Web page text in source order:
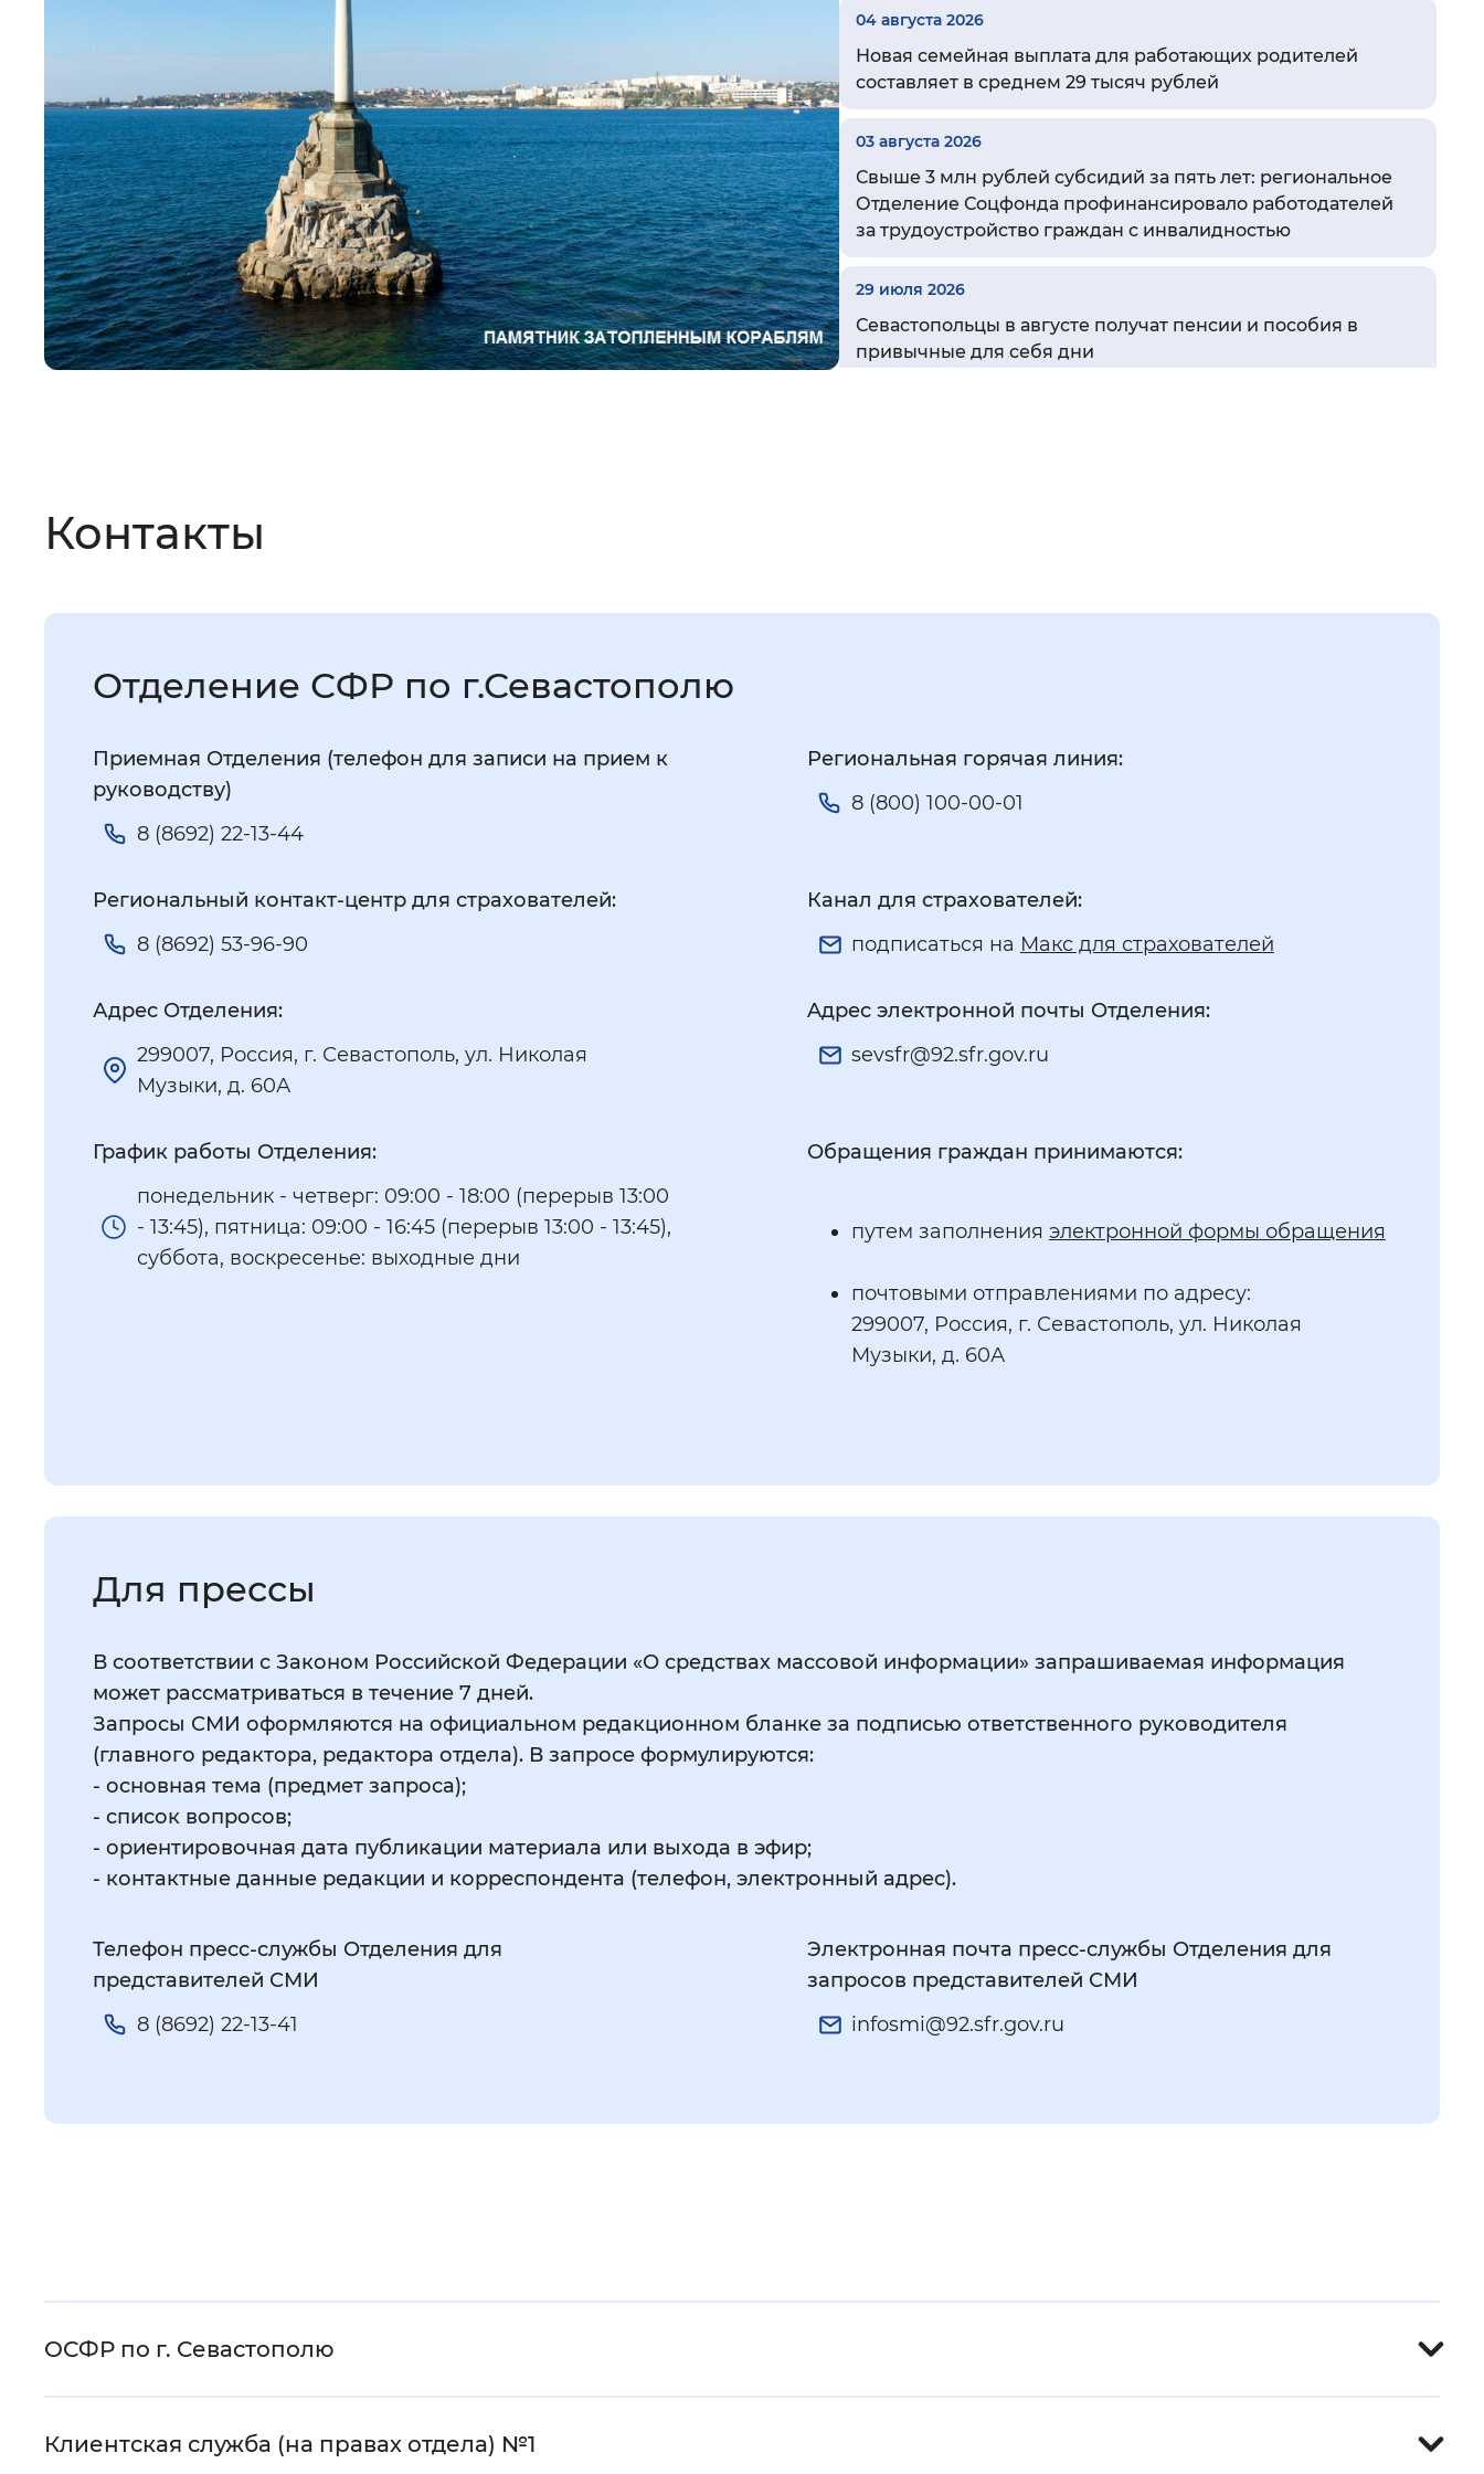
Монохромный Синий фон
Изображения : Включены Выключены
Звуковой ассистент: Воспроизвести Остановить Повторить
Вернуть стандартные настройки
04 августа 2026
Новая семейная выплата для работающих родителей
составляет в среднем 29 тысяч рублей
03 августа 2026
Свыше 3 млн рублей субсидий за пять лет: региональное
Отделение Соцфонда профинансировало работодателей
за трудоустройство граждан с инвалидностью
29 июля 2026
Севастопольцы в августе получат пенсии и пособия в
привычные для себя дни
Контакты
Отделение СФР по г.Севастополю
Приемная Отделения (телефон для записи на прием к
руководству)
8 (8692) 22-13-44
Региональная горячая линия:
8 (800) 100-00-01
Региональный контакт-центр для страхователей:
8 (8692) 53-96-90
Канал для страхователей:
подписаться на Макс для страхователей
Адрес Отделения:
299007, Россия, г. Севастополь, ул. Николая
Музыки, д. 60А
Aдрес электронной почты Отделения:
sevsfr@92.sfr.gov.ru
График работы Отделения:
понедельник - четверг: 09:00 - 18:00 (перерыв 13:00
- 13:45), пятница: 09:00 - 16:45 (перерыв 13:00 - 13:45),
суббота, воскресенье: выходные дни
Обращения граждан принимаются:
путем заполнения электронной формы обращения
почтовыми отправлениями по адресу:
299007, Россия, г. Севастополь, ул. Николая
Музыки, д. 60А
Для прессы
В соответствии с Законом Российской Федерации «О средствах массовой информации» запрашиваемая информация
может рассматриваться в течение 7 дней.
Запросы СМИ оформляются на официальном редакционном бланке за подписью ответственного руководителя
(главного редактора, редактора отдела). В запросе формулируются:
- основная тема (предмет запроса);
- список вопросов;
- ориентировочная дата публикации материала или выхода в эфир;
- контактные данные редакции и корреспондента (телефон, электронный адрес).
Телефон пресс-службы Отделения для
представителей СМИ
8 (8692) 22-13-41
Электронная почта пресс-службы Отделения для
запросов представителей СМИ
infosmi@92.sfr.gov.ru
ОСФР по г. Севастополю
Клиентская служба (на правах отдела) №1